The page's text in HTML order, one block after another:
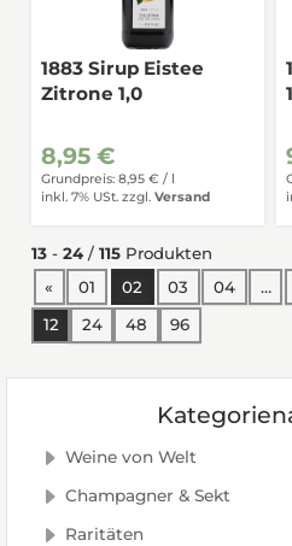
1883 Sirup Eistee
Zitrone 1,0
8,95 €
Grundpreis: 8,95 € /
inkl. 7% USt. zzgl. Versand
13 - 24 / 115 Produkten
« vorherige Seite
01 02 03 04 …
12
24 48 96
Weine von Welt
Champagner & Sekt
Raritäten